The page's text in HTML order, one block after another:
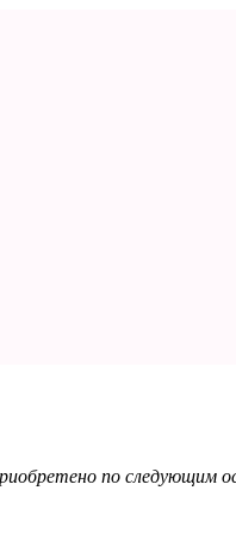
по следующим